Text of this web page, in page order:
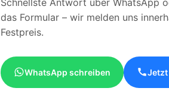
das Formular – wir melden uns
Festpreis.
WhatsApp schreiben